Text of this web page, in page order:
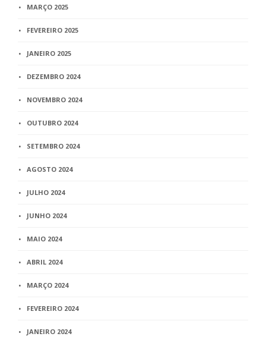
MARÇO 2025
FEVEREIRO 2025
JANEIRO 2025
DEZEMBRO 2024
NOVEMBRO 2024
OUTUBRO 2024
SETEMBRO 2024
AGOSTO 2024
JULHO 2024
JUNHO 2024
MAIO 2024
ABRIL 2024
MARÇO 2024
FEVEREIRO 2024
JANEIRO 2024